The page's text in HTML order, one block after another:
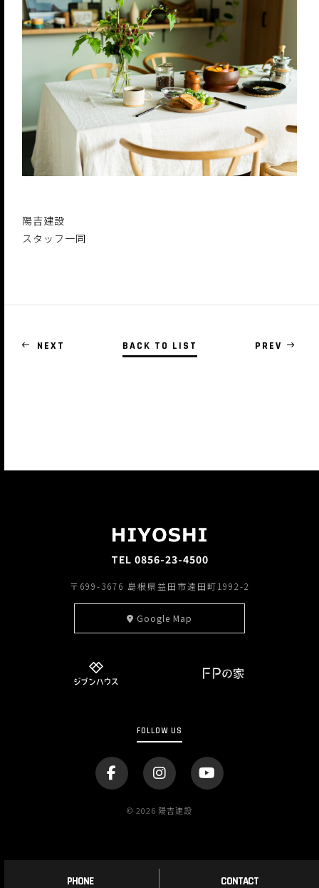
PHONE CONTACT
陽吉建設
スタッフ一同
NEXT BACK TO LIST PREV
TEL 0856-23-4500
〒699-3676 島根県益田市遠田町1992-2
Google Map
FOLLOW US
© 2026 陽吉建設